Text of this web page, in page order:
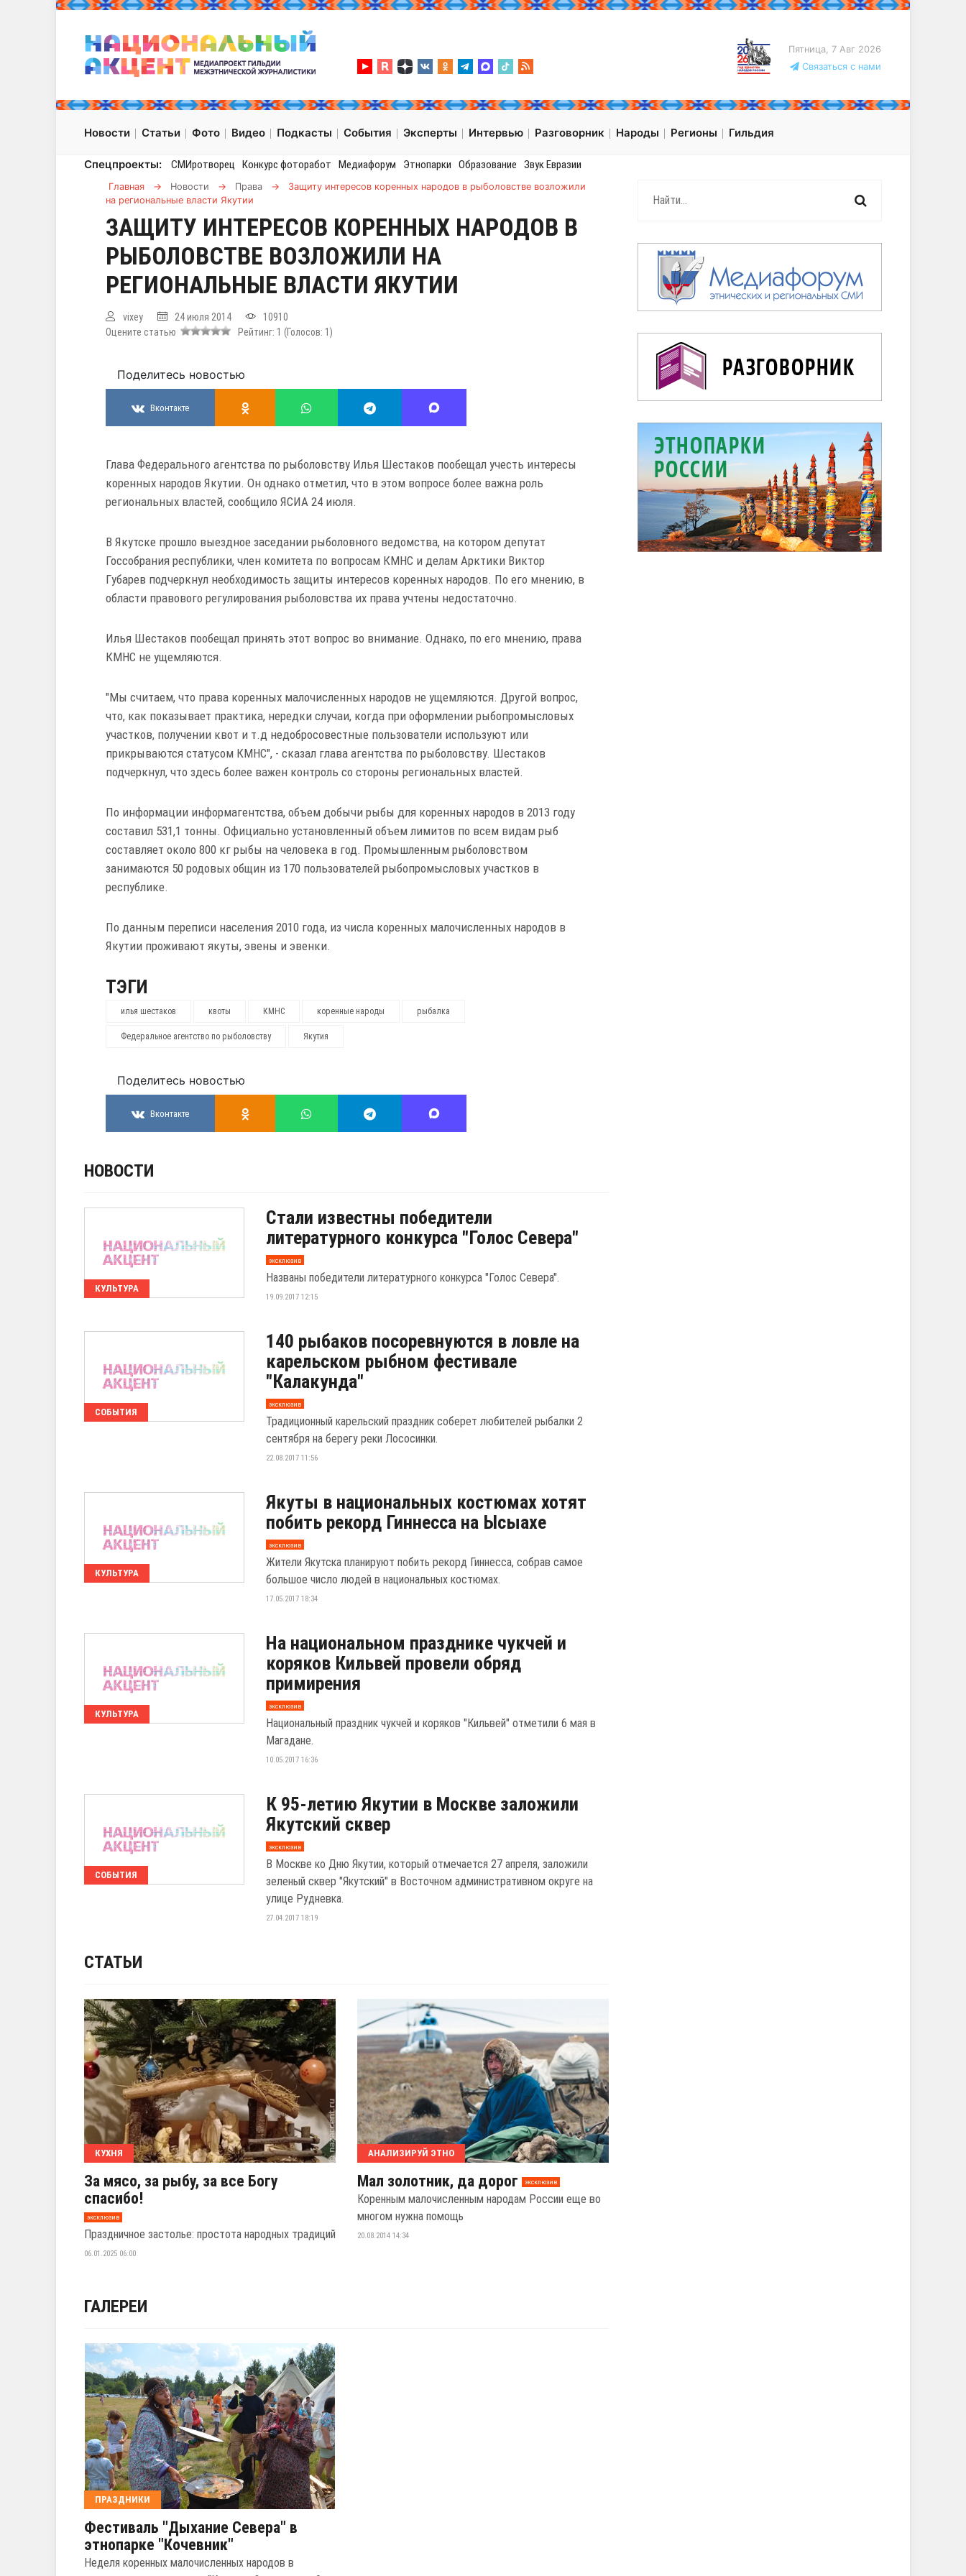
Пятница, 7 Авг 2026
Связаться с нами
Новости Статьи Фото Видео Подкасты События Эксперты Интервью Разговорник Народы Регионы Гильдия
Спецпроекты: СМИротворец Конкурс фоторабот Медиафорум Этнопарки Образование Звук Евразии
Главная → Новости → Права →
Защиту интересов коренных народов в рыболовстве возложили
на региональные власти Якутии
ЗАЩИТУ ИНТЕРЕСОВ КОРЕННЫХ НАРОДОВ В
РЫБОЛОВСТВЕ ВОЗЛОЖИЛИ НА
РЕГИОНАЛЬНЫЕ ВЛАСТИ ЯКУТИИ
vixey 24 июля 2014
10910
Оцените статью
Рейтинг: 1 (Голосов: 1 )
Поделитесь новостью
Вконтакте
Глава Федерального агентства по рыболовству Илья Шестаков пообещал учесть интересы
коренных народов Якутии. Он однако отметил, что в этом вопросе более важна роль
региональных властей, сообщило ЯСИА 24 июля.
В Якутске прошло выездное заседании рыболовного ведомства, на котором депутат
Госсобрания республики, член комитета по вопросам КМНС и делам Арктики Виктор
Губарев подчеркнул необходимость защиты интересов коренных народов. По его мнению, в
области правового регулирования рыболовства их права учтены недостаточно.
Илья Шестаков пообещал принять этот вопрос во внимание. Однако, по его мнению, права
КМНС не ущемляются.
"Мы считаем, что права коренных малочисленных народов не ущемляются. Другой вопрос,
что, как показывает практика, нередки случаи, когда при оформлении рыбопромысловых
участков, получении квот и т.д недобросовестные пользователи используют или
прикрываются статусом КМНС", - сказал глава агентства по рыболовству. Шестаков
подчеркнул, что здесь более важен контроль со стороны региональных властей.
По информации информагентства, объем добычи рыбы для коренных народов в 2013 году
составил 531,1 тонны. Официально установленный объем лимитов по всем видам рыб
составляет около 800 кг рыбы на человека в год. Промышленным рыболовством
занимаются 50 родовых общин из 170 пользователей рыбопромысловых участков в
республике.
По данным переписи населения 2010 года, из числа коренных малочисленных народов в
Якутии проживают якуты, эвены и эвенки.
ТЭГИ
илья шестаков квоты КМНС коренные народы рыбалка
Федеральное агентство по рыболовству Якутия
Поделитесь новостью
Вконтакте
НОВОСТИ
КУЛЬТУРА
Стали известны победители
литературного конкурса "Голос Севера"
эксклюзив
Названы победители литературного конкурса "Голос Севера".
19.09.2017 12:15
СОБЫТИЯ
140 рыбаков посоревнуются в ловле на
карельском рыбном фестивале
"Калакунда"
эксклюзив
Традиционный карельский праздник соберет любителей рыбалки 2
сентября на берегу реки Лососинки.
22.08.2017 11:56
КУЛЬТУРА
Якуты в национальных костюмах хотят
побить рекорд Гиннесса на Ысыахе
эксклюзив
Жители Якутска планируют побить рекорд Гиннесса, собрав самое
большое число людей в национальных костюмах.
17.05.2017 18:34
КУЛЬТУРА
На национальном празднике чукчей и
коряков Кильвей провели обряд
примирения
эксклюзив
Национальный праздник чукчей и коряков "Кильвей" отметили 6 мая в
Магадане.
10.05.2017 16:36
СОБЫТИЯ
К 95-летию Якутии в Москве заложили
Якутский сквер
эксклюзив
В Москве ко Дню Якутии, который отмечается 27 апреля, заложили
зеленый сквер "Якутский" в Восточном административном округе на
улице Рудневка.
27.04.2017 18:19
СТАТЬИ
КУХНЯ
За мясо, за рыбу, за все Богу
спасибо!
эксклюзив
Праздничное застолье: простота народных традиций
06.01.2025 06:00
АНАЛИЗИРУЙ ЭТНО
Мал золотник, да дорог эксклюзив
Коренным малочисленным народам России еще во
многом нужна помощь
20.08.2014 14:34
ГАЛЕРЕИ
ПРАЗДНИКИ
Фестиваль "Дыхание Севера" в
этнопарке "Кочевник"
Неделя коренных малочисленных народов в